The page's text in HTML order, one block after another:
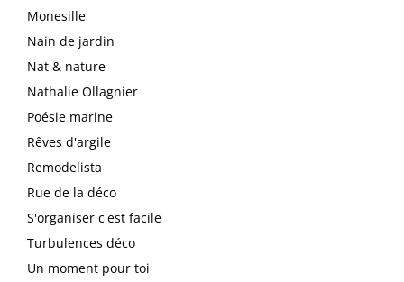
Monesille
Nain de jardin
Nat & nature
Nathalie Ollagnier
Poésie marine
Rêves d'argile
Remodelista
Rue de la déco
S'organiser c'est facile
Turbulences déco
Un moment pour toi